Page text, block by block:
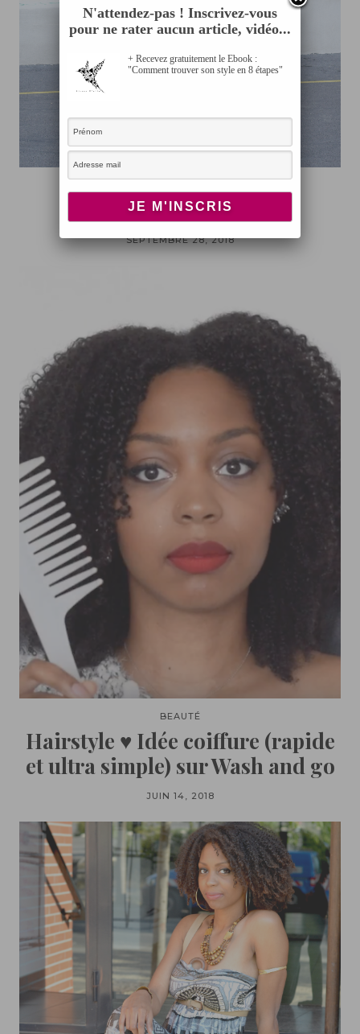
Look old school
SEPTEMBRE 28, 2018
BEAUTÉ
Hairstyle ♥ Idée coiffure (rapide
et ultra simple) sur Wash and go
JUIN 14, 2018
N'attendez-pas ! Inscrivez-vous
pour ne rater aucun article, vidéo...
+ Recevez gratuitement le Ebook :
"Comment trouver son style en 8 étapes"